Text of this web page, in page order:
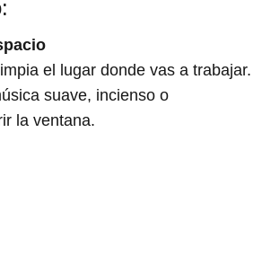
el lugar donde vas a trabajar.
suave, incienso o
la ventana.